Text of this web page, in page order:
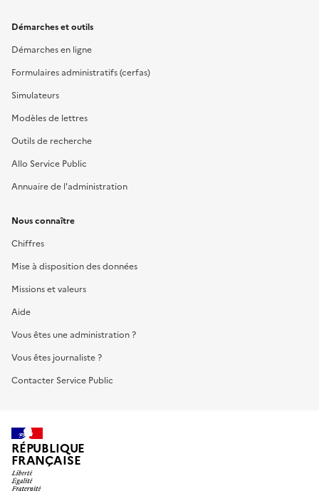
Démarches et outils
Démarches en ligne
Formulaires administratifs (cerfas)
Simulateurs
Modèles de lettres
Outils de recherche
Allo Service Public
Annuaire de l'administration
Nous connaître
Chiffres
Mise à disposition des données
Missions et valeurs
Aide
Vous êtes une administration ?
Vous êtes journaliste ?
Contacter Service Public
RÉPUBLIQUE
FRANÇAISE